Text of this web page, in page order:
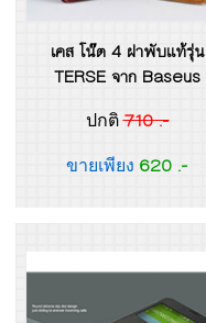
เคส โน๊ต 4 ฝาพับแท้รุ่น
TERSE จาก Baseus
ปกติ710 .-
ขายเพียง 620 .-